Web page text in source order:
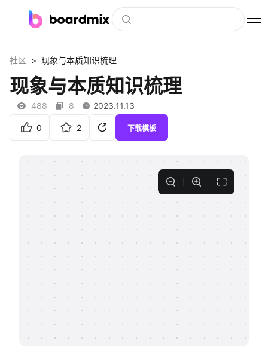
社区资源
下载
客户案例
帮助中心
社区 > 现象与本质知识梳理
现象与本质知识梳理
488 8 2023.11.13
0 2 下载模板